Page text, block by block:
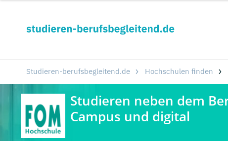
Studieren-berufsbegleitend.de Hochschulen finden